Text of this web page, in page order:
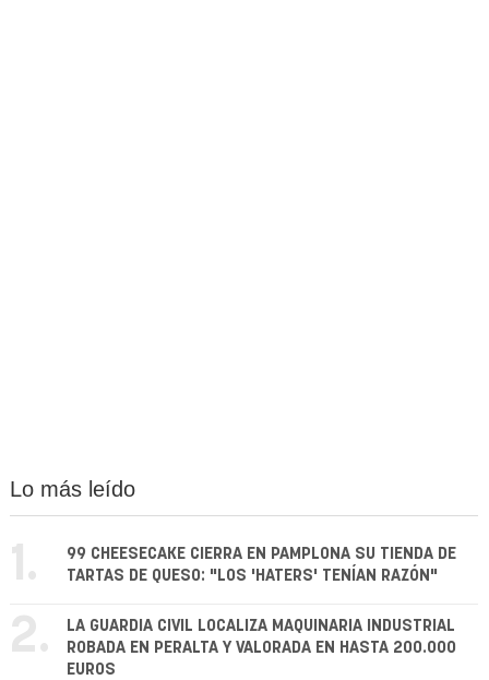
Lo más leído
1.
99 CHEESECAKE CIERRA EN PAMPLONA SU TIENDA DE
TARTAS DE QUESO: "LOS 'HATERS' TENÍAN RAZÓN"
2.
LA GUARDIA CIVIL LOCALIZA MAQUINARIA INDUSTRIAL
ROBADA EN PERALTA Y VALORADA EN HASTA 200.000
EUROS